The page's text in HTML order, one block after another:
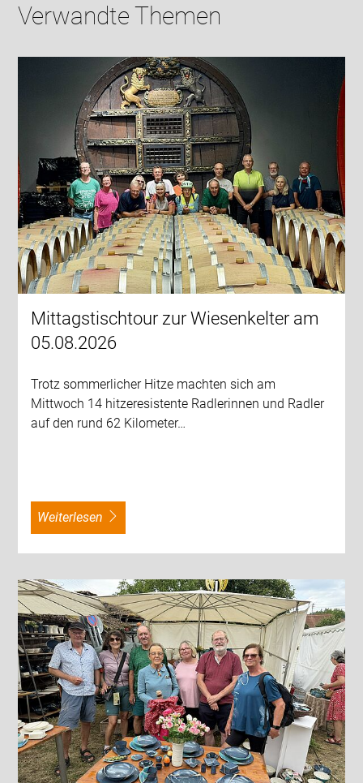
Verwandte Themen
Mittagstischtour zur Wiesenkelter am
05.08.2026
Trotz sommerlicher Hitze machten sich am
Mittwoch 14 hitzeresistente Radlerinnen und Radler
auf den rund 62 Kilometer…
weiterlesen